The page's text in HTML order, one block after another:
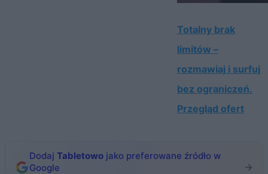
Totalny brak
limitów –
rozmawiaj i surfuj
bez ograniczeń.
Przegląd ofert
Dodaj Tabletowo jako preferowane źródło w
Google